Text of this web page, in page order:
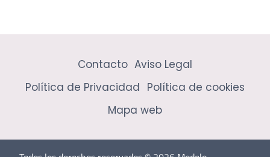
Contacto Aviso Legal
Política de Privacidad Política de cookies
Mapa web